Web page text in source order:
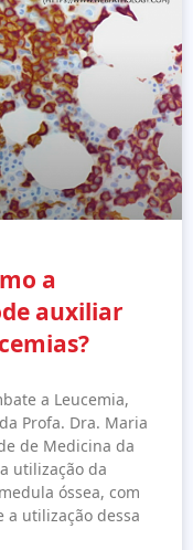
a
auxiliar
a Leucemia,
Profa. Dra. Maria
de Medicina da
utilização da
óssea, com
utilização dessa